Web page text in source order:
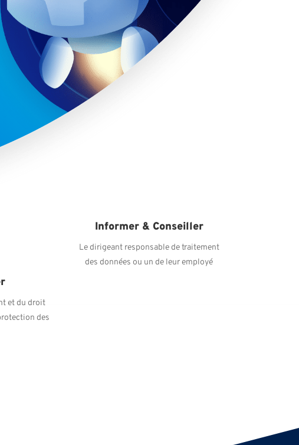
et du droit
des
Informer & Conseiller
Le dirigeant responsable de traitement
des données ou un de leur employé